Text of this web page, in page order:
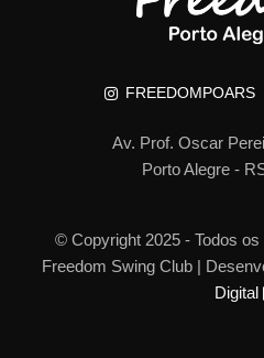
FREEDOMPOARS
Av. Prof. Oscar
Porto Alegre -
© Copyright 2025 - Todos
Freedom Swing Club |
Digital